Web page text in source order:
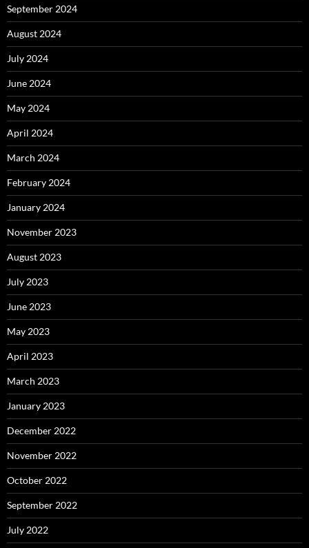
September 2024
August 2024
July 2024
June 2024
May 2024
April 2024
March 2024
February 2024
January 2024
November 2023
August 2023
July 2023
June 2023
May 2023
April 2023
March 2023
January 2023
December 2022
November 2022
October 2022
September 2022
July 2022